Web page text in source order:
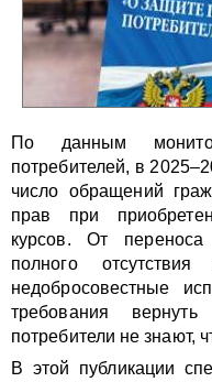
По данным
потребителей, в
число обращений
прав при
курсов. От
полного
недобросовестные
требования
потребители не знают,
В этой публикации